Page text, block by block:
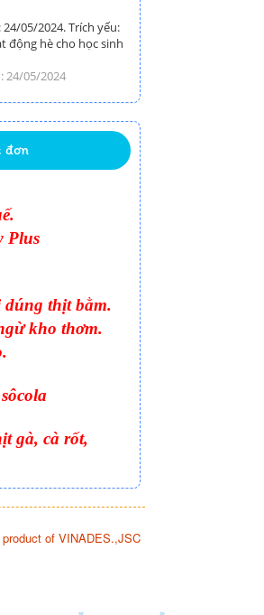
05/2024. Trích yếu:
động hè cho học sinh
24/05/2024
đơn
Plus
dúng thịt bằm.
kho thơm.
gà, cà rốt,
of VINADES.,JSC